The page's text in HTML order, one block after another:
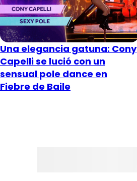
Una elegancia gatuna: Cony
Capelli se lució con un
sensual pole dance en
Fiebre de Baile